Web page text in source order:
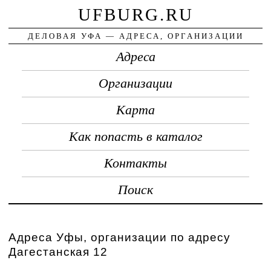
UFBURG.RU
ДЕЛОВАЯ УФА — АДРЕСА, ОРГАНИЗАЦИИ
Адреса
Организации
Карта
Как попасть в каталог
Контакты
Поиск
Адреса Уфы, организации по адресу
Дагестанская 12